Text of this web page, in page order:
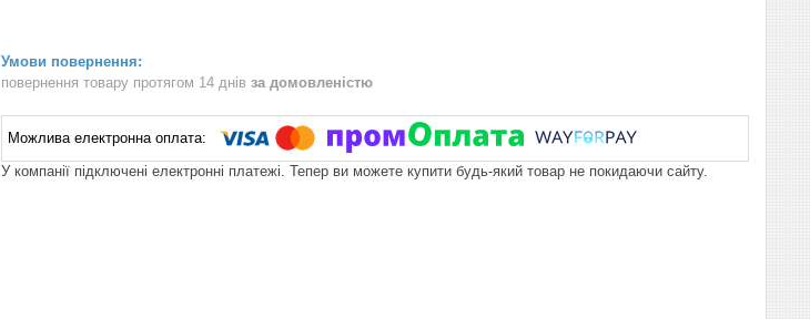
повернення товару протягом 14 днів за домовленістю
У компанії підключені електронні платежі. Тепер ви можете купити будь-який товар не покидаючи сайту.